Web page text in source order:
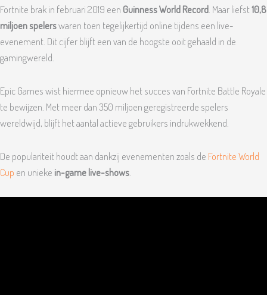
Fortnite brak in februari 2019 een Guinness World Record . Maar liefst10,8
miljoen spelerswaren toen tegelijkertijd online tijdens een live-
evenement. Dit cijfer blijft een van de hoogste ooit gehaald in de
gamingwereld.
Epic Games wist hiermee opnieuw het succes van Fortnite Battle Royale
te bewijzen. Met meer dan 350 miljoen geregistreerde spelers
wereldwijd, blijft het aantal actieve gebruikers indrukwekkend.
De populariteit houdt aan dankzij evenementen zoals de Fortnite World
Cup en unieke in-game live-shows